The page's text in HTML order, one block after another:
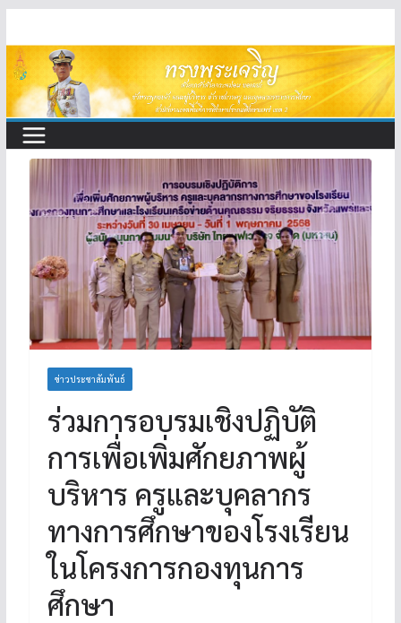
to
content
ข่าวประชาสัมพันธ์
ร่วมการอบรมเชิงปฏิบัติ
การเพื่อเพิ่มศักยภาพผู้
บริหาร ครูและบุคลากร
ทางการศึกษาของโรงเรียน
ในโครงการกองทุนการ
ศึกษา